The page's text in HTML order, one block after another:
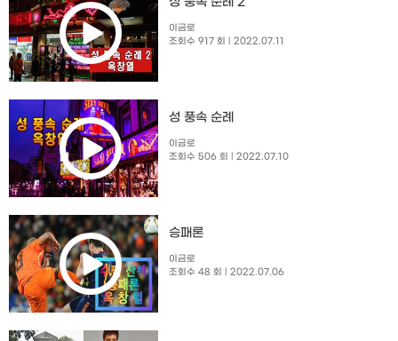
이금로
조회수 917 회
| 2022.07.11
성 풍속 순례
이금로
조회수 506 회
| 2022.07.10
승패론
이금로
조회수 48 회
| 2022.07.06